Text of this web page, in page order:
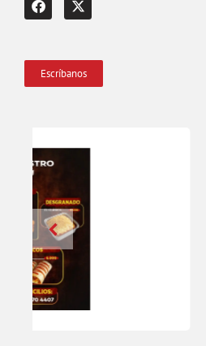
Escríbanos